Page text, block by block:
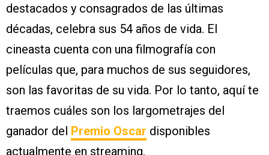
destacados y consagrados de las últimas
décadas, celebra sus 54 años de vida. El
cineasta cuenta con una filmografía con
películas que, para muchos de sus seguidores,
son las favoritas de su vida. Por lo tanto, aquí te
traemos cuáles son los largometrajes del
ganador del Premio Oscar disponibles
actualmente en streaming.